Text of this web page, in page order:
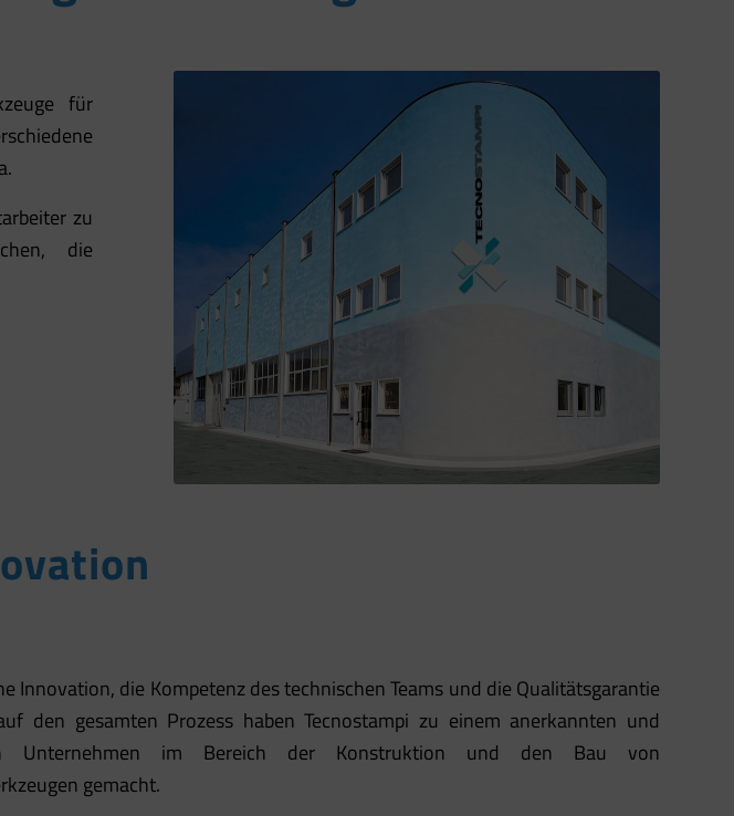
für
zu
die
Innovation, die Kompetenz des technischen Teams und die Qualitätsgarantie
den gesamten Prozess haben Tecnostampi zu einem anerkannten und
Unternehmen im Bereich der Konstruktion und den Bau von
gemacht.